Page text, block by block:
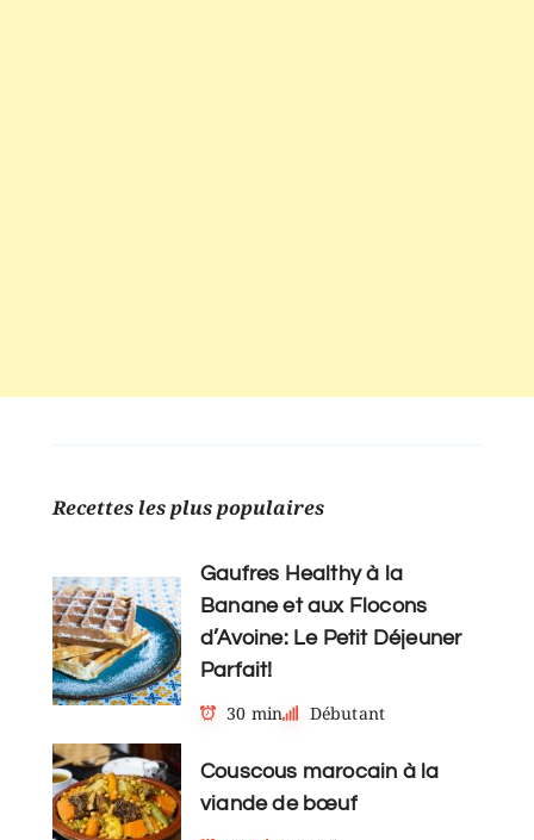
Recettes les plus populaires
Gaufres Healthy à la
Banane et aux Flocons
d’Avoine: Le Petit Déjeuner
Parfait!
30 min
Débutant
Couscous marocain à la
viande de bœuf